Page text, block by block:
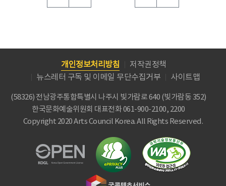
개인정보처리방침
저작권정책
뉴스레터 구독 및 이메일 무단수집거부
사이트맵
(58326) 전남광주통합특별시 나주시 빛가람로 640 (빛가람동 352)
한국문화예술위원회 대표전화 061-900-2100, 2200
Copyright 2020 Arts Council Korea. All Rights Reserved.